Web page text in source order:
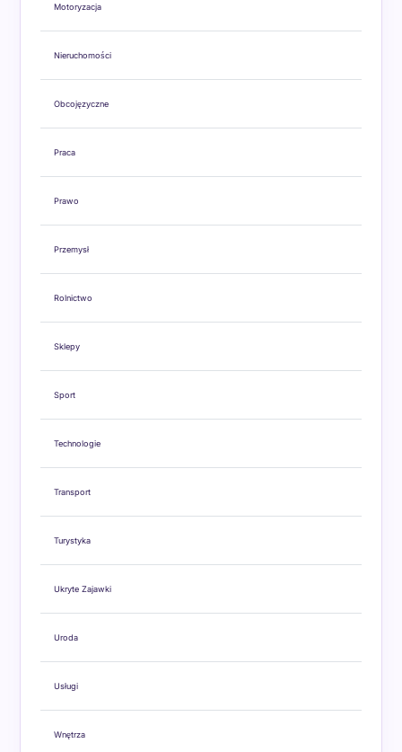
Motoryzacja
Nieruchomości
Obcojęzyczne
Praca
Prawo
Przemysł
Rolnictwo
Sklepy
Sport
Technologie
Transport
Turystyka
Ukryte Zajawki
Uroda
Usługi
Wnętrza